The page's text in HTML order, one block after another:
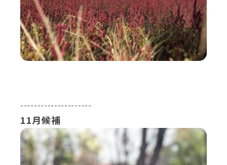
---------------------
11月候補